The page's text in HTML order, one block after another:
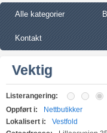
Alle kategorier
Kontakt
Vektig
Listerangering:
Oppført i:
Nettbutikker
Lokalisert i:
Vestfold